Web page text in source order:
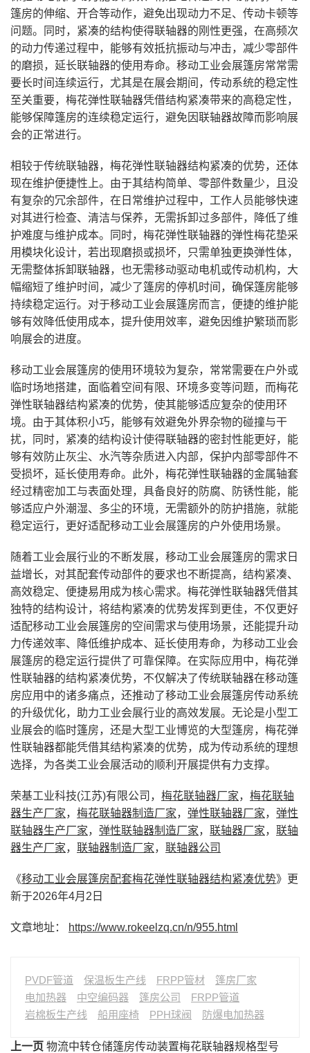
篷房的伸缩、开合等动作，避免出现动力不足、传动卡顿等
问题。同时，紧凑的结构使得联轴器的刚性更强，在高频次
的动力传递过程中，能够有效抵抗振动与冲击，减少零部件
的磨损，延长联轴器的使用寿命。移动工业会展篷房常常需
要长时间连续运行，尤其是在展会期间，传动系统的稳定性
至关重要，梅花弹性联轴器凭借结构紧凑带来的高稳定性，
能够保障篷房的连续稳定运行，避免因联轴器故障而影响展
会的正常进行。
相较于传统联轴器，梅花弹性联轴器结构紧凑的优势，还体
现在维护便捷性上。由于其结构简单、零部件数量少，且没
有复杂的冗余部件，在日常维护过程中，工作人员能够快速
对其进行检查、清洁与保养，无需拆卸过多部件，降低了维
护难度与维护成本。同时，梅花弹性联轴器的弹性梅花垫采
用模块化设计，若出现磨损或损坏，只需单独更换弹性体，
无需整体拆卸联轴器，也无需移动驱动电机或传动机构，大
幅缩短了维护时间，减少了篷房的停机时间，确保篷房能够
持续稳定运行。对于移动工业会展篷房而言，便捷的维护能
够有效降低使用成本，提升使用效率，避免因维护繁琐而影
响展会的进度。
移动工业会展篷房的使用环境较为复杂，常常需要在户外或
临时场地搭建，面临着空间有限、环境多变等问题，而梅花
弹性联轴器结构紧凑的优势，使其能够适应复杂的使用环
境。由于其体积小巧，能够有效避免外界杂物的碰撞与干
扰，同时，紧凑的结构设计使得联轴器的密封性能更好，能
够有效防止灰尘、水汽等杂质进入内部，保护内部零部件不
受损坏，延长使用寿命。此外，梅花弹性联轴器的金属轴套
经过精密加工与表面处理，具备良好的防腐、防锈性能，能
够适应户外潮湿、多尘的环境，无需额外的防护措施，就能
稳定运行，更好适配移动工业会展篷房的户外使用场景。
随着工业会展行业的不断发展，移动工业会展篷房的需求日
益增长，对其配套传动部件的要求也不断提高，结构紧凑、
高效稳定、便捷易用成为核心需求。梅花弹性联轴器凭借其
独特的结构设计，将结构紧凑的优势发挥到更佳，不仅更好
适配移动工业会展篷房的空间需求与使用场景，还能提升动
力传递效率、降低维护成本、延长使用寿命，为移动工业会
展篷房的稳定运行提供了可靠保障。在实际应用中，梅花弹
性联轴器的结构紧凑优势，不仅解决了传统联轴器在移动篷
房应用中的诸多痛点，还推动了移动工业会展篷房传动系统
的升级优化，助力工业会展行业的高效发展。无论是小型工
业展会的临时篷房，还是大型工业博览的大型篷房，梅花弹
性联轴器都能凭借其结构紧凑的优势，成为传动系统的理想
选择，为各类工业会展活动的顺利开展提供有力支撑。
荣基工业科技(江苏)有限公司， 梅花联轴器厂家， 梅花联轴
器生产厂家， 梅花联轴器制造厂家， 弹性联轴器厂家， 弹性
联轴器生产厂家， 弹性联轴器制造厂家， 联轴器厂家， 联轴
器生产厂家， 联轴器制造厂家， 联轴器公司
《移动工业会展篷房配套梅花弹性联轴器结构紧凑优势》更
新于2026年4月2日
文章地址： https://www.rokeelzq.cn/n/955.html
PVDF管道 保温板生产线 FRPP管材
篷房厂家
电加热器
中空编码器 篷房公司
FRPP管道
岩棉板生产线
船用座椅 PPH球阀 防爆电加热器
上一页 物流中转仓储篷房传动装置梅花联轴器规格型号